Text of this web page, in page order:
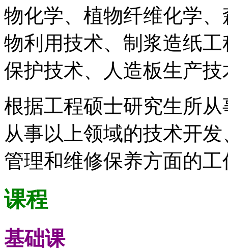
物化学、植物纤维化学
物利用技术、制浆造纸
保护技术、人造板生产
根据工程硕士研究生所
从事以上领域的技术开
管理和维修保养方面的
课程
基础课